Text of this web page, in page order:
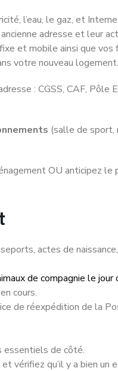
l’eau, le gaz, et
adresse et leur
et mobile ainsi que vos
votre nouveau logement.
: CGSS, CAF, Pôle
(salle de sport,
OU anticipez le
actes de
de compagnie le jour
cours.
de réexpédition de la
essentiels de côté.
et vérifiez qu’il y a bien un